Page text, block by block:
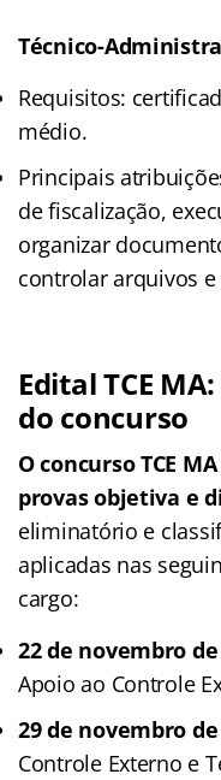
Técnico-
Requisitos:
médio.
Principais
de fiscalização,
organizar
controlar arquivos
Edital TCE
do concurso
O concurso TCE
provas objetiva e
eliminatório e
aplicadas nas
cargo:
22 de novembro de
Apoio ao Controle
29 de novembro de
Controle Externo e